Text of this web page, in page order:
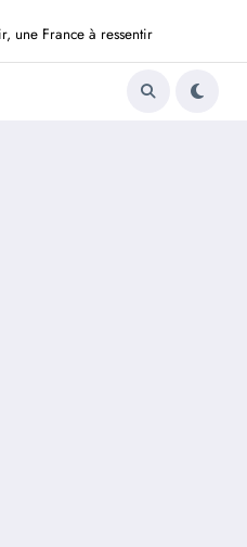
une France à ressentir